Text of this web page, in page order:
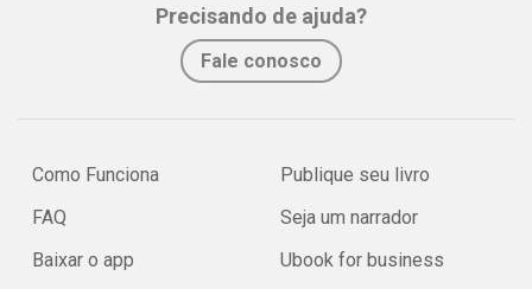
Precisando de ajuda?
Fale conosco
Como Funciona
FAQ
Baixar o app
Publique seu livro
Seja um narrador
Ubook for business